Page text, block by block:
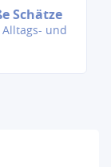
Schätze
und